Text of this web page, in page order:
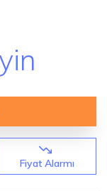
Fiyat Alarmı